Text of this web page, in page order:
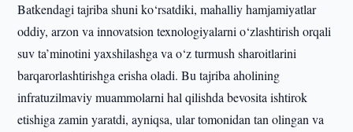
Batkendagi tajriba shuni ko‘rsatdiki, mahalliy hamjamiyatlar
oddiy, arzon va innovatsion texnologiyalarni o‘zlashtirish orqali
suv ta’minotini yaxshilashga va o‘z turmush sharoitlarini
barqarorlashtirishga erisha oladi. Bu tajriba aholining
infratuzilmaviy muammolarni hal qilishda bevosita ishtirok
etishiga zamin yaratdi, ayniqsa, ular tomonidan tan olingan va